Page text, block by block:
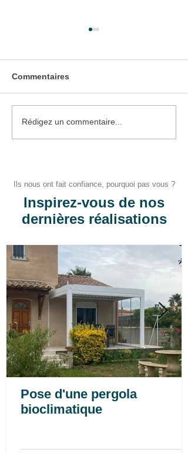
Pose de Volets Battants
Commentaires
Rédigez un commentaire...
Ils nous ont fait confiance, pourquoi pas vous ?
Inspirez-vous de nos
dernières réalisations
Pose d'une pergola
bioclimatique